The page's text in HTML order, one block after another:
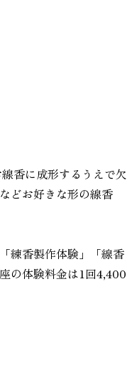
香に成形するうえで欠
どお好きな形の線香
練香製作体験」「線香
の体験料金は1回4,400